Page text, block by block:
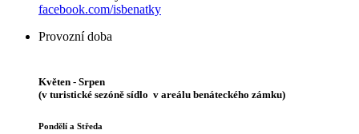
facebook.com/isbenatky
Provozní doba
Květen - Srpen
(v turistické sezóně sídlo v areálu benáteckého zámku)
Pondělí a Středa